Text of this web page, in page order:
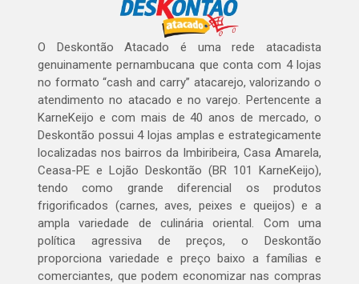
O Deskontão Atacado é uma rede atacadista
genuinamente pernambucana que conta com 4 lojas
no formato “cash and carry” atacarejo, valorizando o
atendimento no atacado e no varejo. Pertencente a
KarneKeijo e com mais de 40 anos de mercado, o
Deskontão possui 4 lojas amplas e estrategicamente
localizadas nos bairros da Imbiribeira, Casa Amarela,
Ceasa-PE e Lojão Deskontão (BR 101 KarneKeijo),
tendo como grande diferencial os produtos
frigorificados (carnes, aves, peixes e queijos) e a
ampla variedade de culinária oriental. Com uma
política agressiva de preços, o Deskontão
proporciona variedade e preço baixo a famílias e
comerciantes, que podem economizar nas compras